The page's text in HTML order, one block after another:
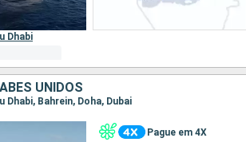
Dhabi
UNIDOS
Dhabi, Bahrein, Doha, Dubai
Pague em 4X